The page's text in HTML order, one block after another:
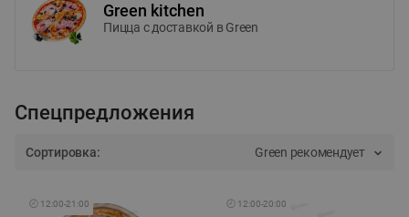
Green kitchen
Пицца c доставкой в Green
Спецпредложения
Сортировка: Green рекомендует
🕘 12:00-21:00 🕘 12:00-20:00